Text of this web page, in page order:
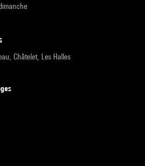
Châtelet, Les Halles